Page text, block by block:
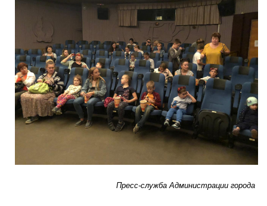
Пресс-служба Администрации города